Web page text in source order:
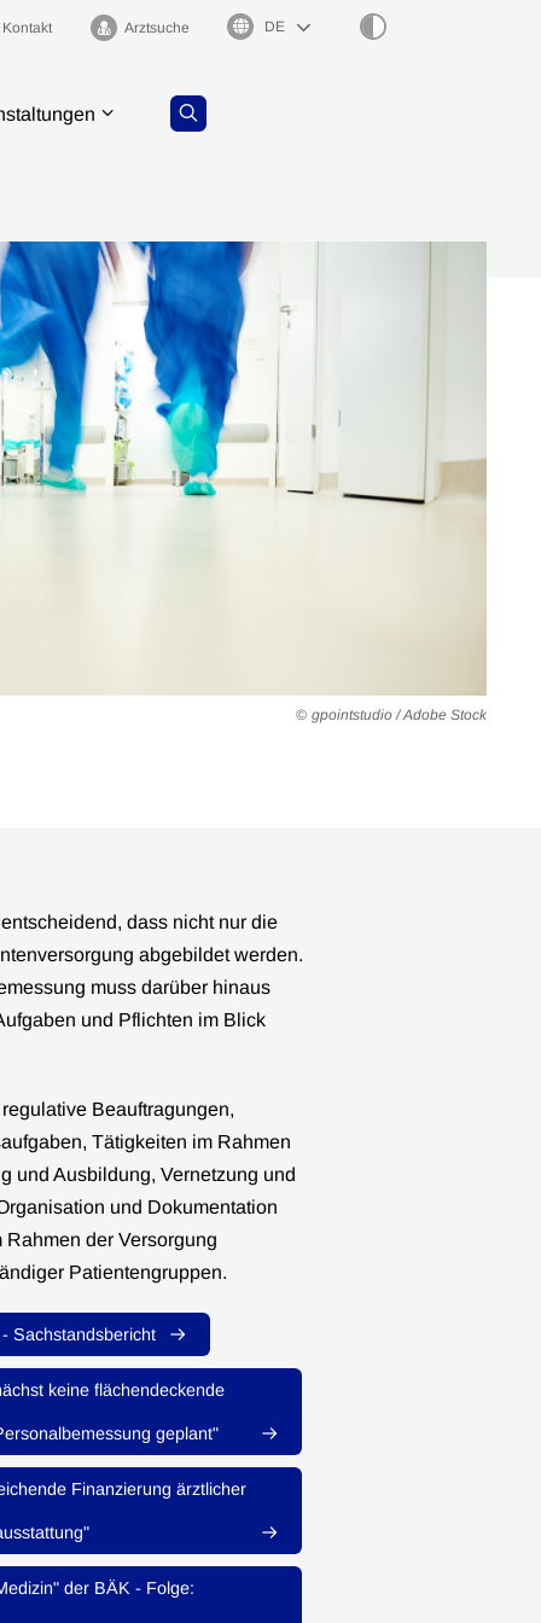
Kontakt Arztsuche Sprachauswahl
gpointstudio / Adobe Stock
dass nicht nur die
abgebildet werden.
muss darüber hinaus
und Pflichten im Blick
Beauftragungen,
Tätigkeiten im Rahmen
und Ausbildung, Vernetzung und
und Dokumentation
der Versorgung
Patientengruppen.
Sachstandsbericht
keine flächendeckende
geplant"
Finanzierung ärztlicher
der BÄK - Folge: